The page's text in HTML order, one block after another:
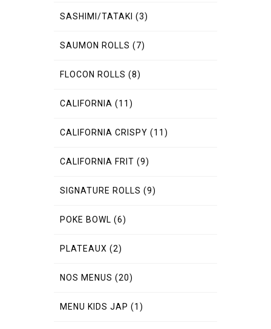
SASHIMI/TATAKI (3)
SAUMON ROLLS (7)
FLOCON ROLLS (8)
CALIFORNIA (11)
CALIFORNIA CRISPY (11)
CALIFORNIA FRIT (9)
SIGNATURE ROLLS (9)
POKE BOWL (6)
PLATEAUX (2)
NOS MENUS (20)
MENU KIDS JAP (1)